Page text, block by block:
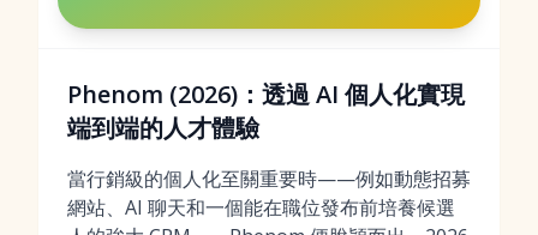
Phenom (2026)：透過 AI 個人化實現
端到端的人才體驗
當行銷級的個人化至關重要時——例如動態招募
網站、AI 聊天和一個能在職位發布前培養候選